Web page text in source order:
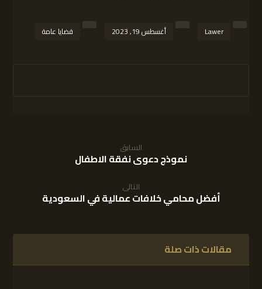
Lawer أغسطس 19, 2023 قضايا عامة
السابق
نموذج دعوى نفقة الاطفال
التالى
أفضل محامي خلافات عمالية في السعودية
مقالات ذات صلة